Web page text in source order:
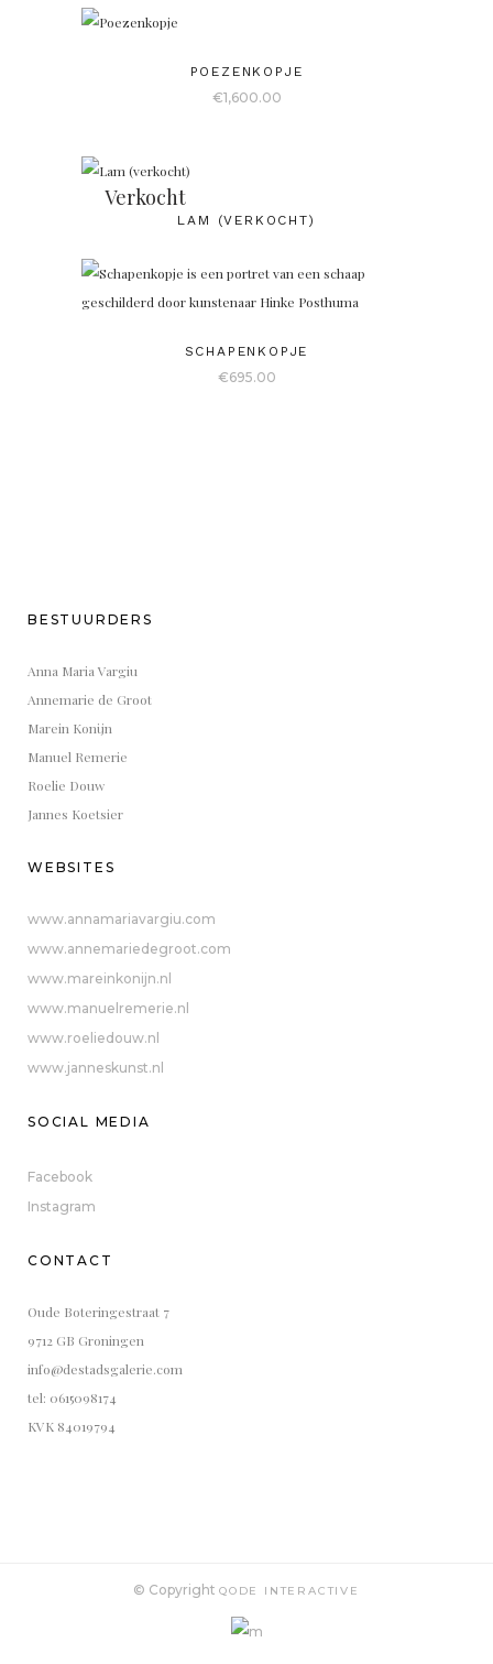
POEZENKOPJE
€1,600.00
Verkocht
LAM (VERKOCHT)
SCHAPENKOPJE
€695.00
BESTUURDERS
Anna Maria Vargiu
Annemarie de Groot
Marein Konijn
Manuel Remerie
Roelie Douw
Jannes Koetsier
WEBSITES
www.annamariavargiu.com
www.annemariedegroot.com
www.mareinkonijn.nl
www.manuelremerie.nl
www.roeliedouw.nl
www.janneskunst.nl
SOCIAL MEDIA
Facebook
Instagram
CONTACT
Oude Boteringestraat 7
9712 GB Groningen
info@destadsgalerie.com
tel: 0615098174
KVK 84019794
© CopyrightQODE INTERACTIVE